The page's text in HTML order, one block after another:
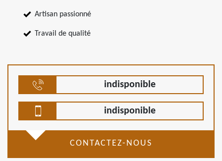
Artisan passionné
Travail de qualité
indisponible
indisponible
CONTACTEZ-NOUS